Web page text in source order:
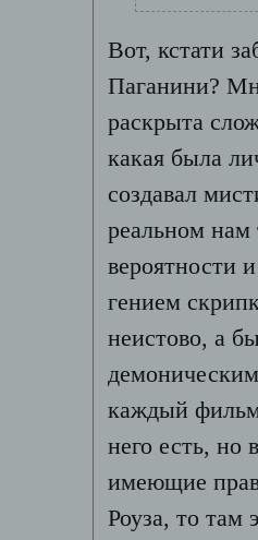
Вот, кстати
Паганини?
раскрыта
какая была
создавал
реальном нам
вероятности
гением
неистово, а
каждый фильм
него есть, но
имеющие
Роуза, то там